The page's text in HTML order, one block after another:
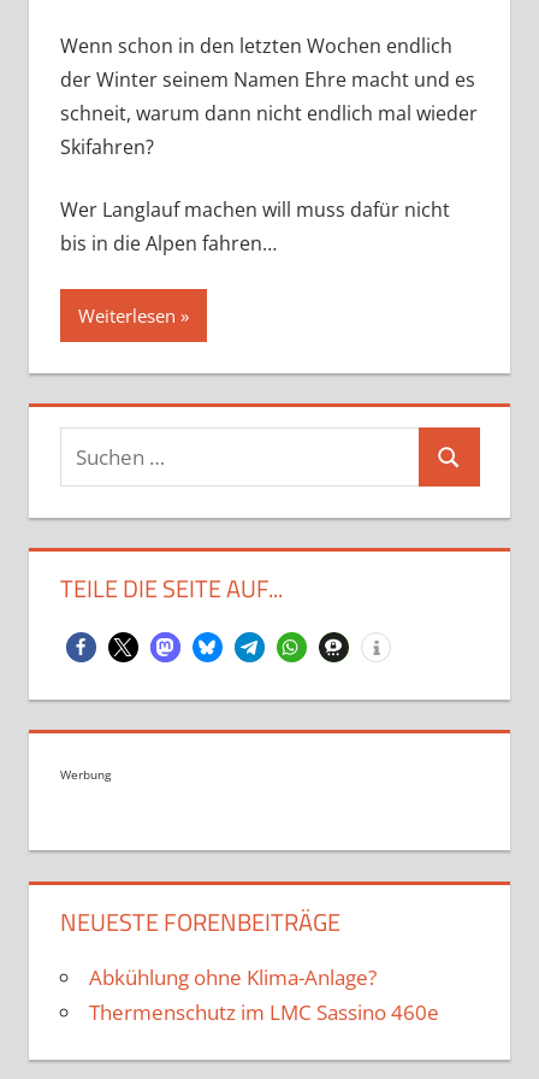
Wenn schon in den letzten Wochen endlich
der Winter seinem Namen Ehre macht und es
schneit, warum dann nicht endlich mal wieder
Skifahren?
Wer Langlauf machen will muss dafür nicht
bis in die Alpen fahren…
Weiterlesen
Suchen
nach:
Suchen
TEILE DIE SEITE AUF...
Werbung
NEUESTE FORENBEITRÄGE
Abkühlung ohne Klima-Anlage?
Thermenschutz im LMC Sassino 460e